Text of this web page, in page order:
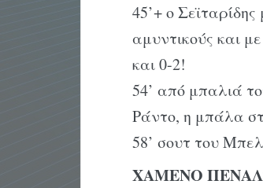
45’+ ο
αμυντικούς και
και 0-2!
54’ από μπαλιά
Ράντο, η μπάλα
58’ σουτ του
ΧΑΜΕΝΟ